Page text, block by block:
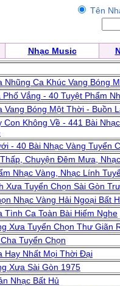
Tên
Nhạc Music
Nhũng Ca Khúc Vang Bóng
Phố Vắng - 40 Tuyệt Phẩm
Vang Bóng Một Thời - Buồn
Con Không Về - 441 Bài
- 40 Bài Nhạc Vàng Tuyển
Chuyện Đêm Mưa,
Nhạc Vàng, Nhạc Lính
Xưa Tuyển Chọn Sài Gòn
Nhạc Vàng Hải Ngoại Bất
Tình Ca Toàn Bài Hiếm Nghe
Xưa Tuyển Chọn Thư Giãn
Tuyển Chọn
Hay Nhất Mọi Thời Đại
Xưa Sài Gòn 1975
Nhạc Bất Hủ